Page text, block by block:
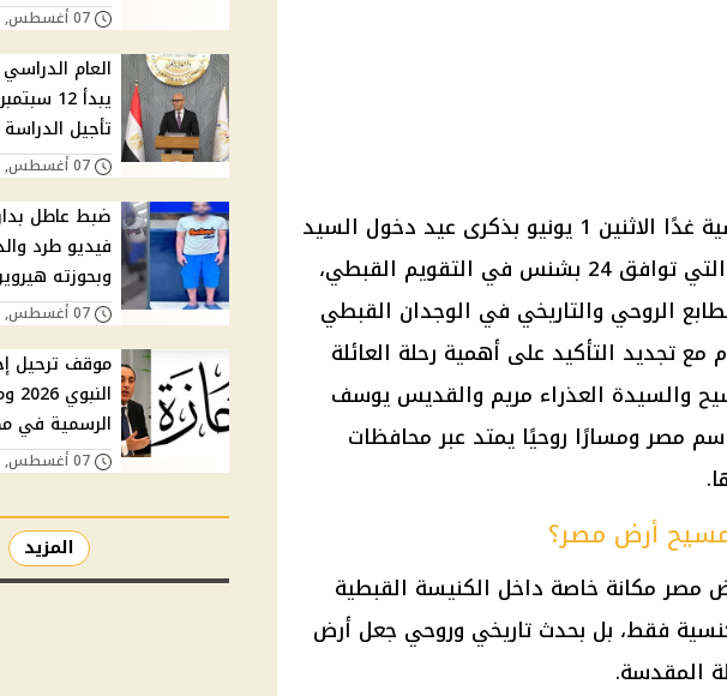
تحتفل الكنيسة القبطية الأرثوذكسية غدًا الاثنين 1 يونيو بذكرى عيد دخول السيد
المسيح أرض مصر، وهي المناسبة التي توافق 24 بشنس في التقويم القبطي،
الروحي والتاريخي في الوجدان القبطي
مع تجديد التأكيد على أهمية رحلة العائلة
والسيدة العذراء مريم والقديس يوسف
باسم مصر ومسارًا روحيًا يمتد عبر محافظات
أرض مصر؟
مكانة خاصة داخل الكنيسة القبطية
كنسية فقط، بل بحدث تاريخي وروحي جعل أرض
المقدسة.
07 أغسطس, 2026 10:56 م
يبدأ 12
تأجيل
07 أغسطس, 2026 10:47 م
ضبط عاطل
فيديو طرد
وبحوزته
07 أغسطس, 2026 10:37 م
موقف ترحيل
الرسمية في
07 أغسطس, 2026 10:27 م
المزيد